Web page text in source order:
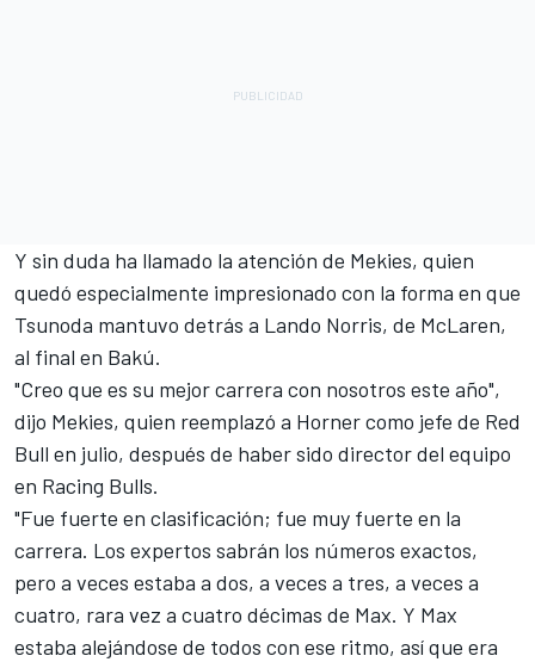
Y sin duda ha llamado la atención de Mekies, quien
quedó especialmente impresionado con la forma en que
Tsunoda mantuvo detrás a Lando Norris, de McLaren,
al final en Bakú.
"Creo que es su mejor carrera con nosotros este año",
dijo Mekies, quien reemplazó a Horner como jefe de Red
Bull en julio, después de haber sido director del equipo
en Racing Bulls.
"Fue fuerte en clasificación; fue muy fuerte en la
carrera. Los expertos sabrán los números exactos,
pero a veces estaba a dos, a veces a tres, a veces a
cuatro, rara vez a cuatro décimas de Max. Y Max
estaba alejándose de todos con ese ritmo, así que era